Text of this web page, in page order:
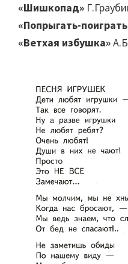
«Шишкопад»
«Попрыгать-
«Ветхая избушка»